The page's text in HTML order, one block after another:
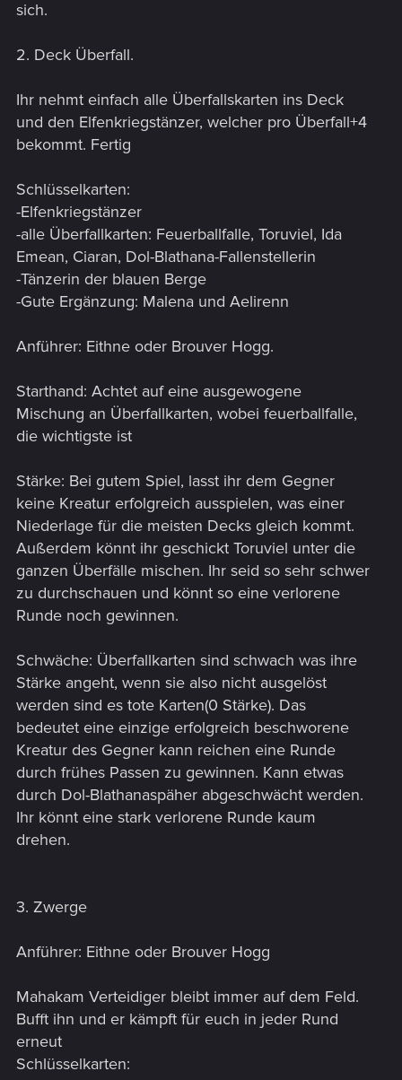
sich.
2. Deck Überfall.
Ihr nehmt einfach alle Überfallskarten ins Deck
und den Elfenkriegstänzer, welcher pro Überfall+4
bekommt. Fertig
Schlüsselkarten:
-Elfenkriegstänzer
-alle Überfallkarten: Feuerballfalle, Toruviel, Ida
Emean, Ciaran, Dol-Blathana-Fallenstellerin
-Tänzerin der blauen Berge
-Gute Ergänzung: Malena und Aelirenn
Anführer: Eithne oder Brouver Hogg.
Starthand: Achtet auf eine ausgewogene
Mischung an Überfallkarten, wobei feuerballfalle,
die wichtigste ist
Stärke: Bei gutem Spiel, lasst ihr dem Gegner
keine Kreatur erfolgreich ausspielen, was einer
Niederlage für die meisten Decks gleich kommt.
Außerdem könnt ihr geschickt Toruviel unter die
ganzen Überfälle mischen. Ihr seid so sehr schwer
zu durchschauen und könnt so eine verlorene
Runde noch gewinnen.
Schwäche: Überfallkarten sind schwach was ihre
Stärke angeht, wenn sie also nicht ausgelöst
werden sind es tote Karten(0 Stärke). Das
bedeutet eine einzige erfolgreich beschworene
Kreatur des Gegner kann reichen eine Runde
durch frühes Passen zu gewinnen. Kann etwas
durch Dol-Blathanaspäher abgeschwächt werden.
Ihr könnt eine stark verlorene Runde kaum
drehen.
3. Zwerge
Anführer: Eithne oder Brouver Hogg
Mahakam Verteidiger bleibt immer auf dem Feld.
Bufft ihn und er kämpft für euch in jeder Rund
erneut
Schlüsselkarten: